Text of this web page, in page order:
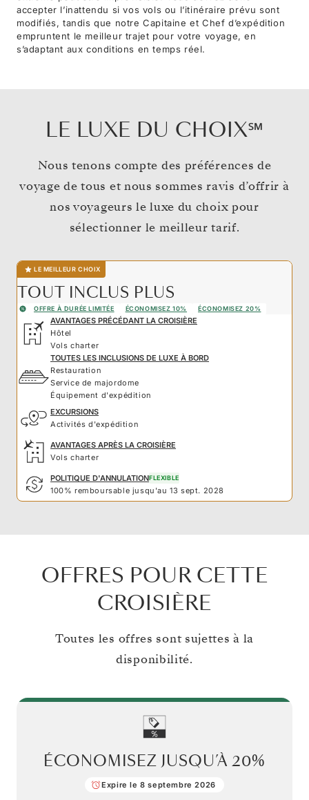
accepter l’inattendu si vos vols ou l’itinéraire prévu sont
modifiés, tandis que notre Capitaine et Chef d’expédition
empruntent le meilleur trajet pour votre voyage, en
s’adaptant aux conditions en temps réel.
LE LUXE DU CHOIX℠
Nous tenons compte des préférences de
voyage de tous et nous sommes ravis d’offrir à
nos voyageurs le luxe du choix pour
sélectionner le meilleur tarif.
LE MEILLEUR CHOIX
TOUT INCLUS PLUS
OFFRE À DURÉE LIMITÉE ÉCONOMISEZ 10% ÉCONOMISEZ 20%
AVANTAGES PRÉCÉDANT LA CROISIÈRE
Hôtel
Vols charter
TOUTES LES INCLUSIONS DE LUXE À BORD
Restauration
Service de majordome
Équipement d'expédition
EXCURSIONS
Activités d'expédition
AVANTAGES APRÈS LA CROISIÈRE
Vols charter
POLITIQUE D'ANNULATIONFLEXIBLE
100% remboursable jusqu'au 13 sept. 2028
OFFRES POUR CETTE
CROISIÈRE
Toutes les offres sont sujettes à la
disponibilité.
ÉCONOMISEZ JUSQU’À 20%
Expire le 8 septembre 2026